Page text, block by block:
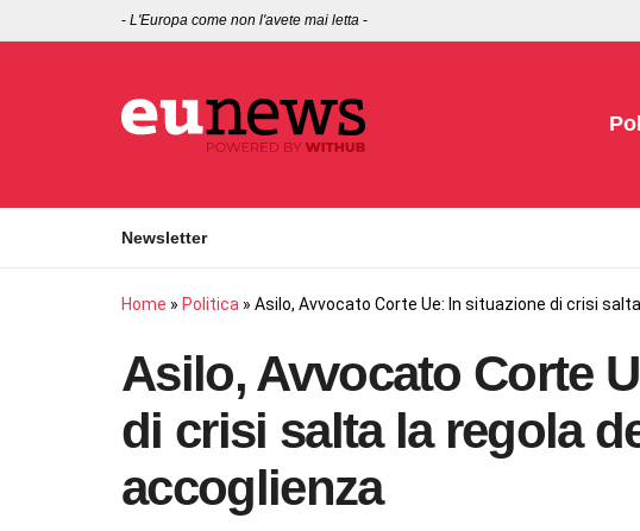
- L'Europa come non l'avete mai letta -
Newsletter
Home » Politica » Asilo, Avvocato Corte Ue: In situazione di crisi
Asilo, Avvocato Corte
di crisi salta la regola
accoglienza